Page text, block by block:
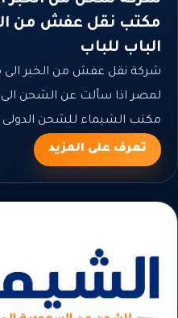
مكتب نقل عفش من
الباب للباب
شركة نقل عفش من الخبر
لمصر اذا سألت عن الشحن
مكتب الشيماء للشحن الدولى
تعرف على المزيد